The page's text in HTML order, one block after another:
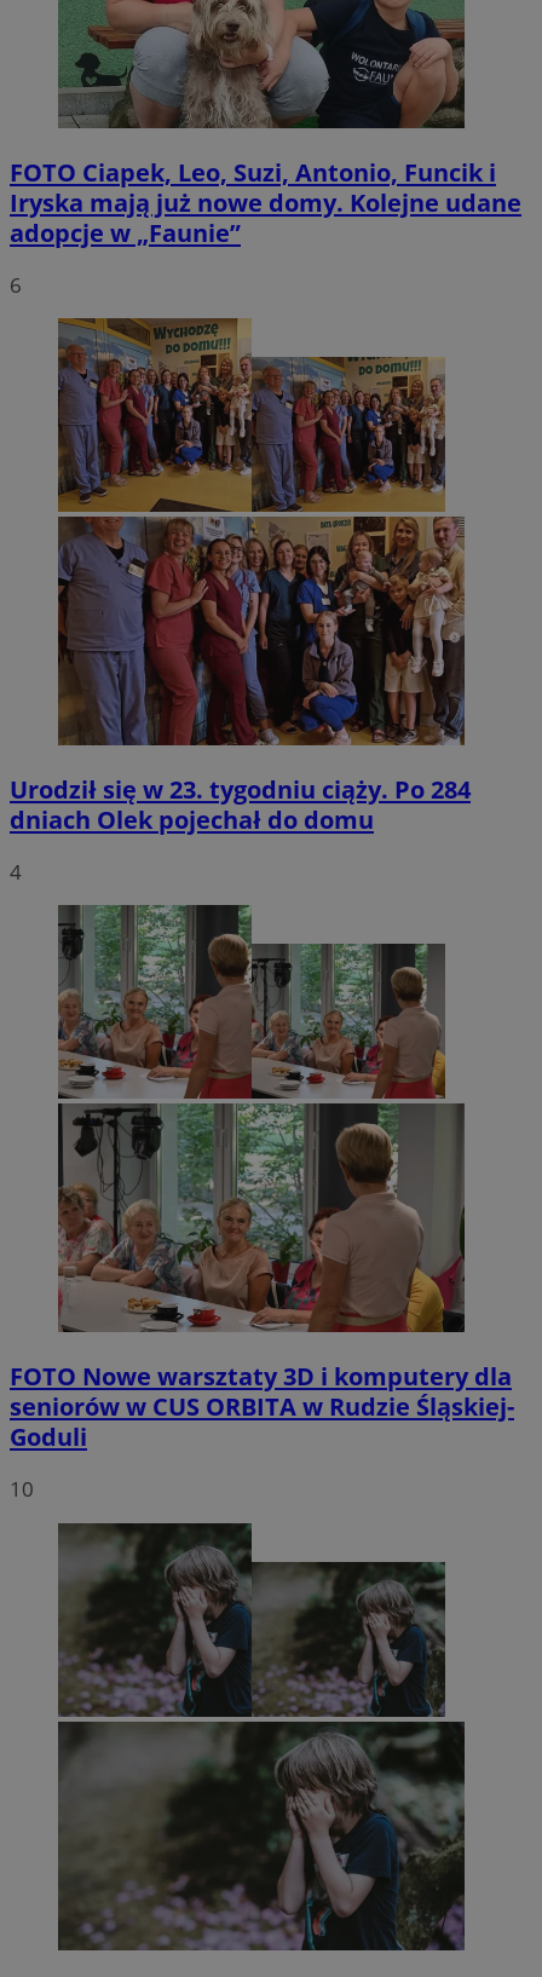
FOTO Ciapek, Leo, Suzi, Antonio, Funcik i
Iryska mają już nowe domy. Kolejne udane
adopcje w „Faunie”
6
Urodził się w 23. tygodniu ciąży. Po 284
dniach Olek pojechał do domu
4
FOTO Nowe warsztaty 3D i komputery dla
seniorów w CUS ORBITA w Rudzie Śląskiej-
Goduli
10